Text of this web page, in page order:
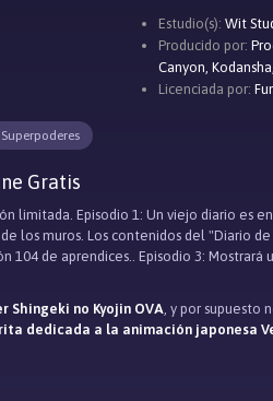
Estudio(s): Wit
Producido por:
Canyon,
Licenciada por:
Superpoderes
Gratis
limitada. Episodio 1: Un viejo diario es
los muros. Los contenidos del "Diario
104 de aprendices.. Episodio 3:
Shingeki no Kyojin OVA, y por supuesto
dedicada a la animación japonesa